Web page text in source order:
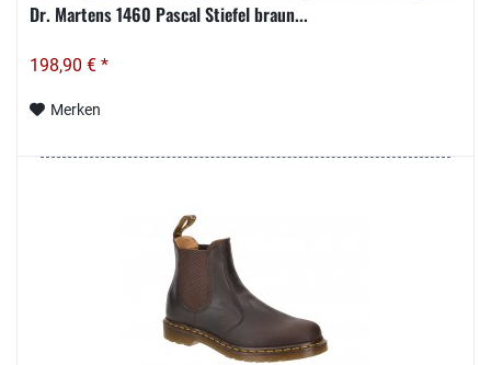
Dr. Martens 1460 Pascal Stiefel braun...
198,90 € *
Merken